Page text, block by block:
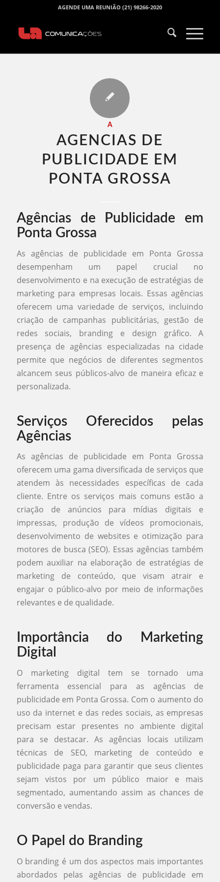
AGENDE UMA REUNIÃO (21) 98266-2020
A
AGENCIAS DE
PUBLICIDADE EM
PONTA GROSSA​
Agências de Publicidade em
Ponta Grossa
As agências de publicidade em Ponta Grossa
desempenham um papel crucial no
desenvolvimento e na execução de estratégias de
marketing para empresas locais. Essas agências
oferecem uma variedade de serviços, incluindo
criação de campanhas publicitárias, gestão de
redes sociais, branding e design gráfico. A
presença de agências especializadas na cidade
permite que negócios de diferentes segmentos
alcancem seus públicos-alvo de maneira eficaz e
personalizada.
Serviços Oferecidos pelas
Agências
As agências de publicidade em Ponta Grossa
oferecem uma gama diversificada de serviços que
atendem às necessidades específicas de cada
cliente. Entre os serviços mais comuns estão a
criação de anúncios para mídias digitais e
impressas, produção de vídeos promocionais,
desenvolvimento de websites e otimização para
motores de busca (SEO). Essas agências também
podem auxiliar na elaboração de estratégias de
marketing de conteúdo, que visam atrair e
engajar o público-alvo por meio de informações
relevantes e de qualidade.
Importância do Marketing
Digital
O marketing digital tem se tornado uma
ferramenta essencial para as agências de
publicidade em Ponta Grossa. Com o aumento do
uso da internet e das redes sociais, as empresas
precisam estar presentes no ambiente digital
para se destacar. As agências locais utilizam
técnicas de SEO, marketing de conteúdo e
publicidade paga para garantir que seus clientes
sejam vistos por um público maior e mais
segmentado, aumentando assim as chances de
conversão e vendas.
O Papel do Branding
O branding é um dos aspectos mais importantes
abordados pelas agências de publicidade em